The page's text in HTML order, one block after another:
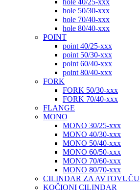
hole 40/25-xxx
hole 50/30-xxx
hole 70/40-xxx
hole 80/40-xxx
POINT
point 40/25-xxx
point 50/30-xxx
point 60/40-xxx
point 80/40-xxx
FORK
FORK 50/30-xxx
FORK 70/40-xxx
FLANGE
MONO
MONO 30/25-xxx
MONO 40/30-xxx
MONO 50/40-xxx
MONO 60/50-xxx
MONO 70/60-xxx
MONO 80/70-xxx
CILINDAR ZA AVTOVUČU
KOČIONI CILINDAR